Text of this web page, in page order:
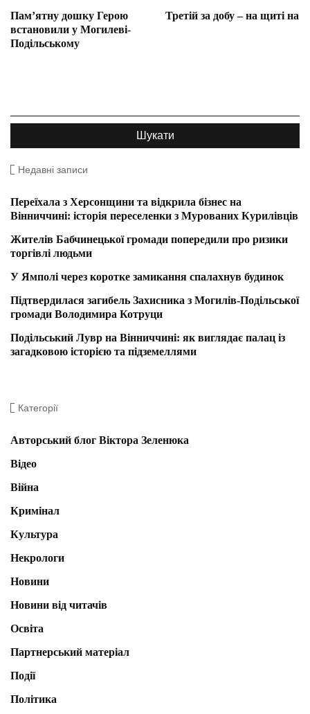
Пам’ятну дошку Герою
встановили у Могилеві-
Подільському
Третій за добу – на щиті на
Недавні записи
Переїхала з Херсонщини та відкрила бізнес на
Вінниччині: історія переселенки з Мурованих Курилівців
Жителів Бабчинецької громади попередили про ризики
торгівлі людьми
У Ямполі через коротке замикання спалахнув будинок
Підтвердилася загибель Захисника з Могилів-Подільської
громади Володимира Котруци
Подільський Лувр на Вінниччині: як виглядає палац із
загадковою історією та підземеллями
Категорії
Авторський блог Віктора Зеленюка
Відео
Війна
Кримінал
Культура
Некрологи
Новини
Новини від читачів
Освіта
Партнерський матеріал
Події
Політика